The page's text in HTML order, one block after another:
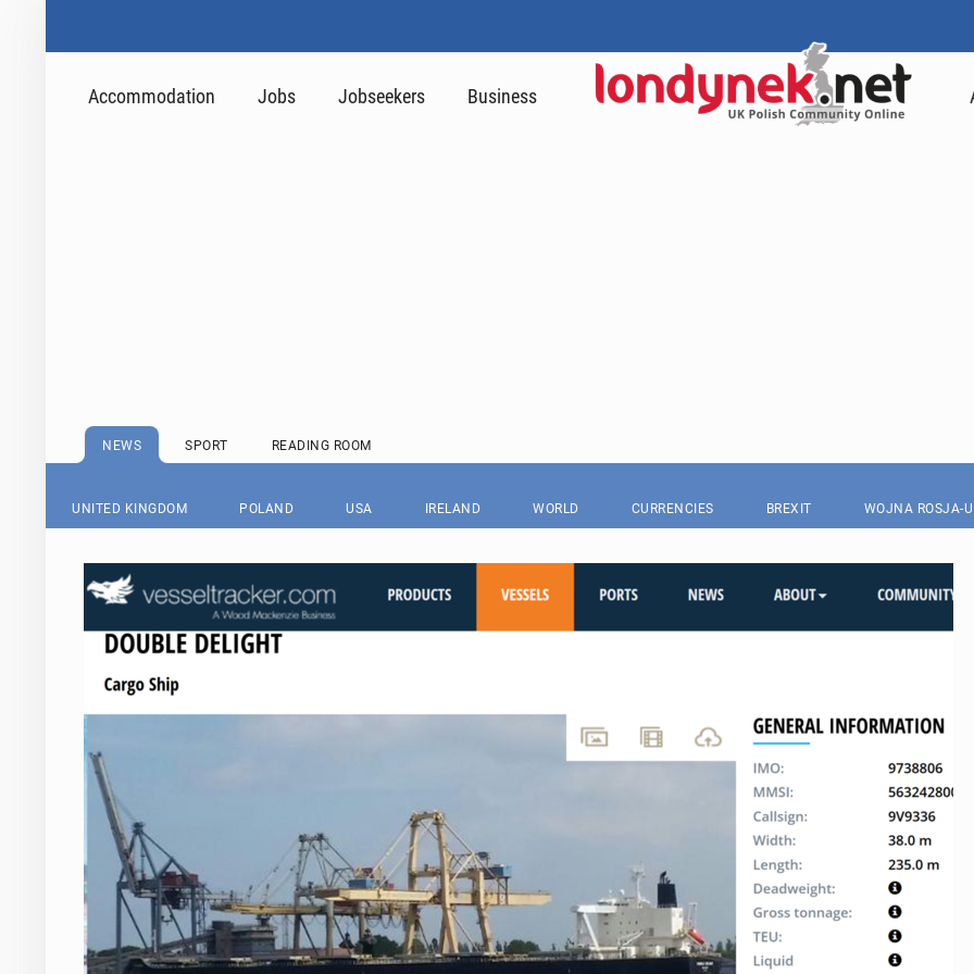
Accommodation Jobs Jobseekers Business
NEWS SPORT READING ROOM
UNITED KINGDOM POLAND USA IRELAND WORLD CURRENCIES BREXIT WOJNA ROSJA-